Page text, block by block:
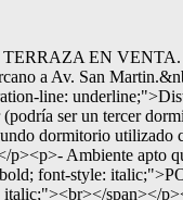
EN VENTA.
a Av. San
line:
ser un tercer
dormitorio
p><p>- Ambiente apto
font-style:
span></